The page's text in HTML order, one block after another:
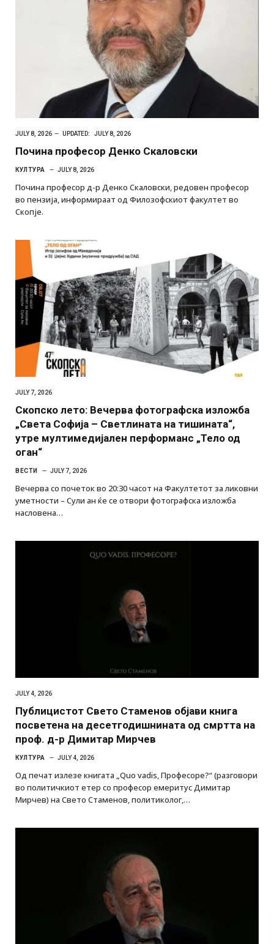
JULY 8, 2026 UPDATED: JULY 8, 2026
Почина професор Денко Скаловски
КУЛТУРА JULY 8, 2026
Почина професор д-р Денко Скаловски, редовен професор
во пензија, информираат од Филозофскиот факултет во
Скопје.
JULY 7, 2026
Скопско лето: Вечерва фотографска изложба
„Света Софија – Светлината на тишината“,
утре мултимедијален перформанс „Тело од
оган“
ВЕСТИ JULY 7, 2026
Вечерва со почеток во 20:30 часот на Факултетот за ликовни
уметности – Сули ан ќе се отвори фотографска изложба
насловена…
JULY 4, 2026
Публицистот Свето Стаменов објави книга
посветена на десетгодишнината од смртта на
проф. д-р Димитар Мирчев
КУЛТУРА JULY 4, 2026
Од печат излезе книгата „Quo vadis, Професоре?“ (разговори
во политичкиот етер со професор емеритус Димитар
Мирчев) на Свето Стаменов, политиколог,…